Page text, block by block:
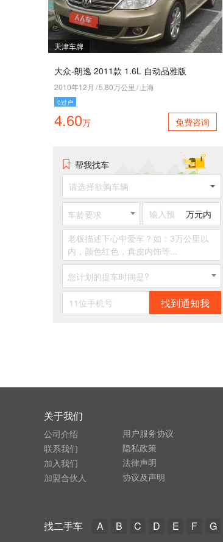
天津车牌
大众-朗逸 2011款 1.6L 自动品雅版
2010年12月 /5.80万公里 / 上海
0过户
4.60万 免费咨询
帮我找车
请选择欲购车辆
车龄要求 万元内
您计划的提车时间是?
找到通知我
关于我们
公司介绍
联系我们
加入我们
加盟合伙人
用户服务协议
隐私政策
法律声明
协议及声明
找二手车 A B C D E F G